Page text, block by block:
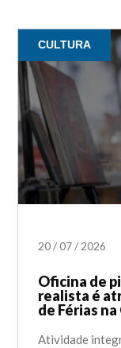
CULTURA
20/07/ 2026
Oficina de
realista é
de Férias na
Atividade